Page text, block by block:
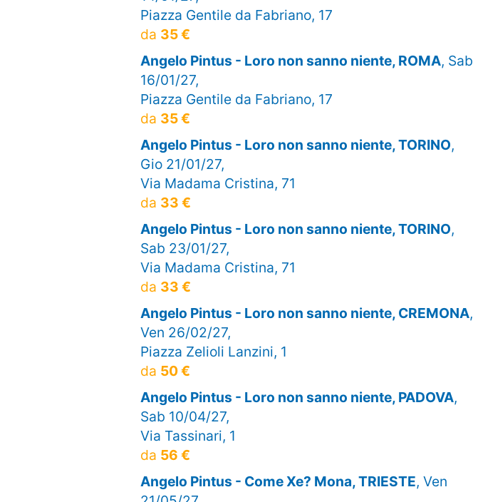
Piazza Gentile da Fabriano, 17
da 35 €
Angelo Pintus - Loro non sanno niente, ROMA, Sab
16/01/27,
Piazza Gentile da Fabriano, 17
da 35 €
Angelo Pintus - Loro non sanno niente, TORINO,
Gio 21/01/27,
Via Madama Cristina, 71
da 33 €
Angelo Pintus - Loro non sanno niente, TORINO,
Sab 23/01/27,
Via Madama Cristina, 71
da 33 €
Angelo Pintus - Loro non sanno niente, CREMONA,
Ven 26/02/27,
Piazza Zelioli Lanzini, 1
da 50 €
Angelo Pintus - Loro non sanno niente, PADOVA,
Sab 10/04/27,
Via Tassinari, 1
da 56 €
Angelo Pintus - Come Xe? Mona, TRIESTE, Ven